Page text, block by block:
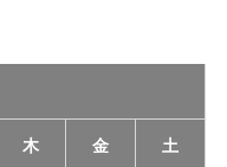
木 金 土